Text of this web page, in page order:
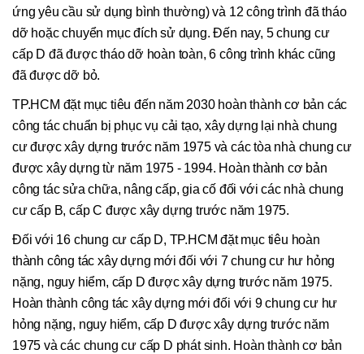
ứng yêu cầu sử dụng bình thường) và 12 công trình đã tháo
dỡ hoặc chuyển mục đích sử dụng. Đến nay, 5 chung cư
cấp D đã được tháo dỡ hoàn toàn, 6 công trình khác cũng
đã được dỡ bỏ.
TP.HCM đặt mục tiêu đến năm 2030 hoàn thành cơ bản các
công tác chuẩn bị phục vụ cải tạo, xây dựng lại nhà chung
cư được xây dựng trước năm 1975 và các tòa nhà chung cư
được xây dựng từ năm 1975 - 1994. Hoàn thành cơ bản
công tác sửa chữa, nâng cấp, gia cố đối với các nhà chung
cư cấp B, cấp C được xây dựng trước năm 1975.
Đối với 16 chung cư cấp D, TP.HCM đặt mục tiêu hoàn
thành công tác xây dựng mới đối với 7 chung cư hư hỏng
nặng, nguy hiểm, cấp D được xây dựng trước năm 1975.
Hoàn thành công tác xây dựng mới đối với 9 chung cư hư
hỏng nặng, nguy hiểm, cấp D được xây dựng trước năm
1975 và các chung cư cấp D phát sinh. Hoàn thành cơ bản